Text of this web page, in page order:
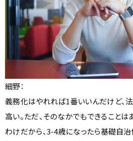
細野：
義務化はやれれば1番いいんだけど、
高い。ただ、そのなかでもできること
わけだから、3-4歳になったら基礎自